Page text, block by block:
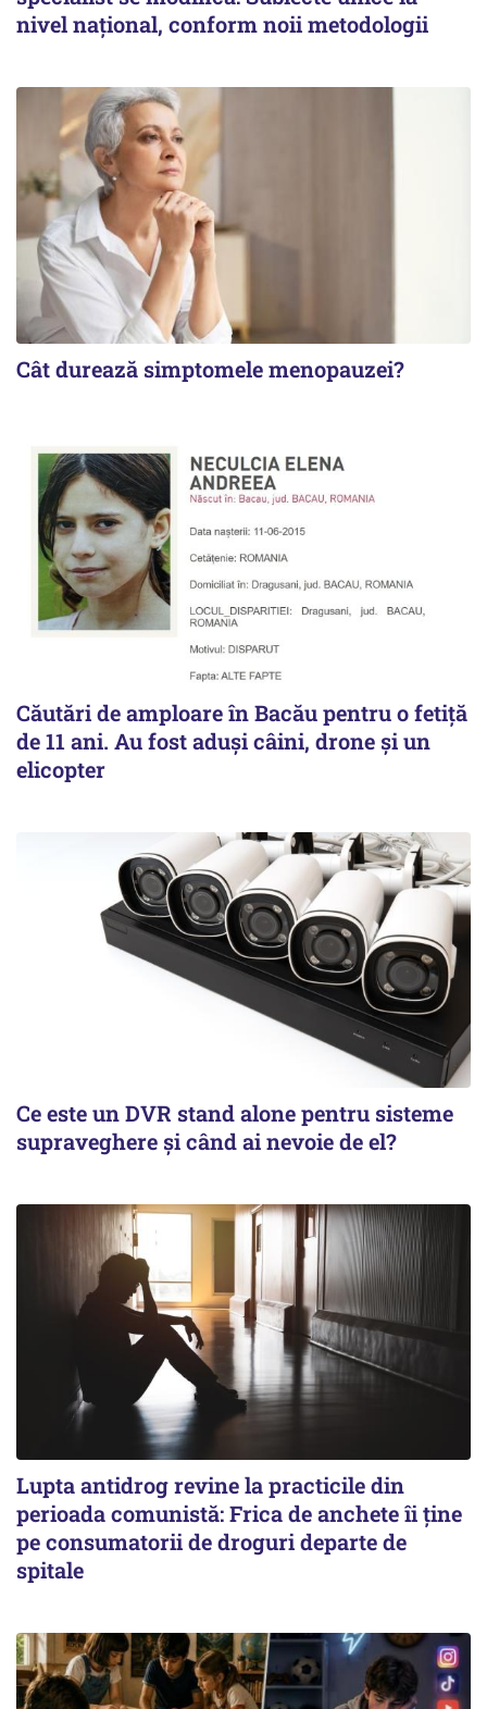
nivel național, conform noii metodologii
Cât durează simptomele menopauzei?
Căutări de amploare în Bacău pentru o fetiță
de 11 ani. Au fost aduși câini, drone și un
elicopter
Ce este un DVR stand alone pentru sisteme
supraveghere și când ai nevoie de el?
Lupta antidrog revine la practicile din
perioada comunistă: Frica de anchete îi ține
pe consumatorii de droguri departe de
spitale